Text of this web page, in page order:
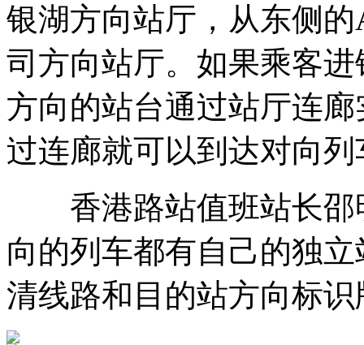
银湖方向站厅，从东侧
司方向站厅。如果乘客
方向的站台通过站厅连
过连廊就可以到达对向
香港路站值班站长邵
向的列车都有自己的独
清线路和目的站方向标